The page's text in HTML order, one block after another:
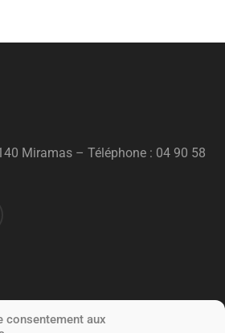
consentement aux
Miramas – Téléphone : 04 90 58
Nous rencontrer